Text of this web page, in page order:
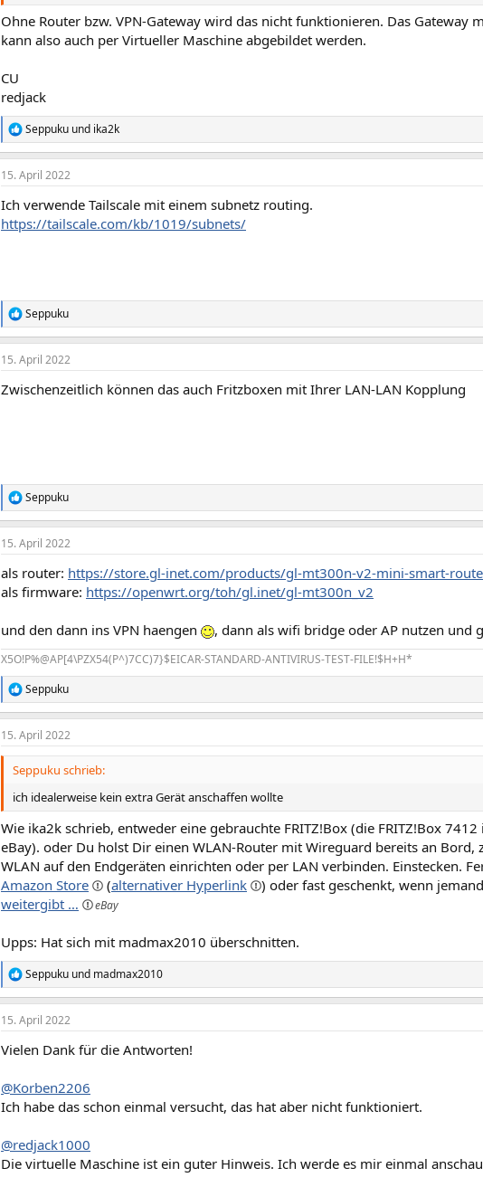
Ohne Router bzw. VPN-Gateway wird das nicht funktionieren. Das Gateway
kann also auch per Virtueller Maschine abgebildet werden.
CU
redjack
R
e
a
k
i
o
Seppuku und ika2k
15. April 2022
Ich verwende Tailscale mit einem subnetz routing.
https://tailscale.com/kb/1019/subnets/
R
e
a
k
i
Seppuku
15. April 2022
Zwischenzeitlich können das auch Fritzboxen mit Ihrer LAN-LAN Kopplung
R
e
a
k
i
o
n
:
Seppuku
15. April 2022
als router: https://store.gl-inet.com/products/gl-mt300n-v2-mini-smart-
als firmware: https://openwrt.org/toh/gl.inet/gl-mt300n_v2
und den dann ins VPN haengen , dann als wifi bridge oder AP nutzen und
X5O!P%@AP[4\PZX54(P^)7CC)7}$EICAR-STANDARD-ANTIVIRUS-TEST-FILE!$H+H*
R
e
a
k
t
e
n
:
Seppuku
15. April 2022
Seppuku schrieb:
ich idealerweise kein extra Gerät anschaffen wollte
Wie ika2k schrieb, entweder eine gebrauchte FRITZ!Box (die FRITZ!Box
eBay). oder Du holst Dir einen WLAN-Router mit Wireguard bereits an Bord,
WLAN auf den Endgeräten einrichten oder per LAN verbinden. Einstecken.
Amazon Store
(alternativer Hyperlink
) oder fast geschenkt, wenn
weitergibt …
Upps: Hat sich mit madmax2010 überschnitten.
R
e
a
k
i
n
e
n
Seppuku und madmax2010
15. April 2022
Vielen Dank für die Antworten!
@Korben2206
Ich habe das schon einmal versucht, das hat aber nicht funktioniert.
@redjack1000
Die virtuelle Maschine ist ein guter Hinweis. Ich werde es mir einmal